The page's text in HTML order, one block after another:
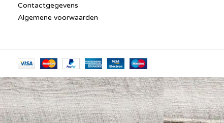
Contactgegevens
Algemene voorwaarden